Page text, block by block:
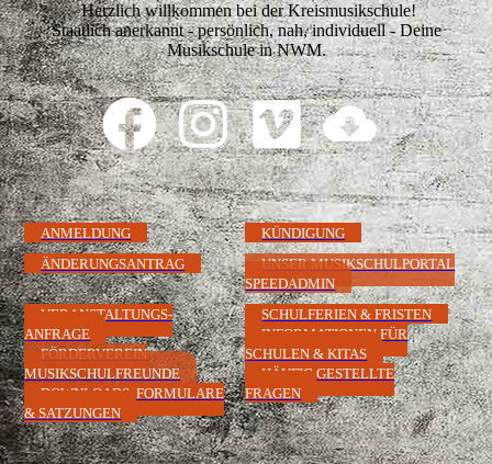
Herzlich willkommen bei der Kreismusikschule!
Staatlich anerkannt - persönlich, nah, individuell - Deine
Musikschule in NWM.
ANMELDUNG
KÜNDIGUNG
ÄNDERUNGSANTRAG
UNSER MUSIKSCHULPORTAL
SPEEDADMIN
VERANSTALTUNGS-
ANFRAGE
FÖRDERVEREIN
MUSIKSCHULFREUNDE
DOWNLOADS, FORMULARE
& SATZUNGEN
SCHULFERIEN & FRISTEN
INFORMATIONEN FÜR
SCHULEN & KITAS
HÄUFIG GESTELLTE
FRAGEN